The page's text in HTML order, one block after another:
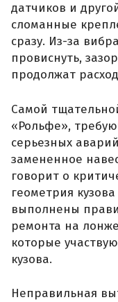
датчиков и
сломанные
сразу. Из-за
провиснуть,
продолжат
Самой
«Рольфе»,
серьезных
замененное
говорит о
геометрия
выполнены
ремонта на
которые
кузова.
Неправильная